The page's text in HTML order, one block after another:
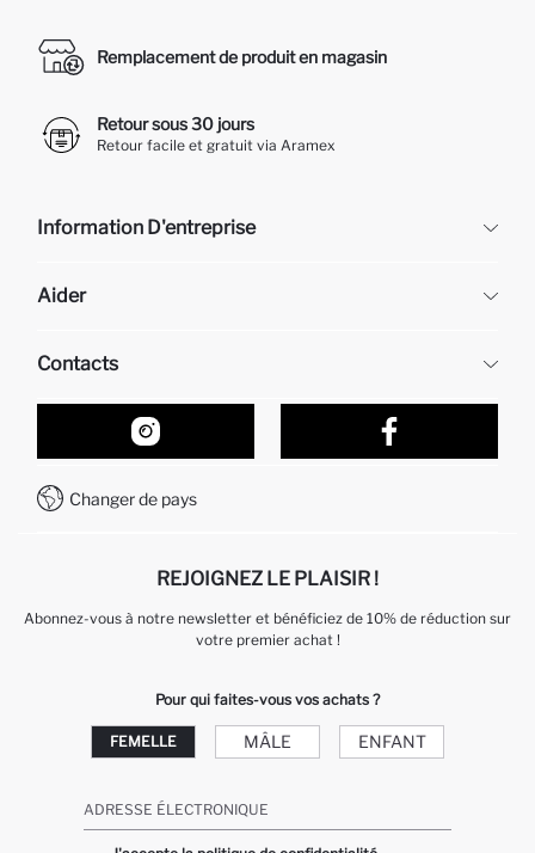
Remplacement de produit en magasin
Retour sous 30 jours
Retour facile et gratuit via Aramex
Information D'entreprise
À propos de nous
Aider
Retour et changement
Suivi de la Commande
Comment acheter sur DeFacto ?
Comment payer sur DeFacto?
Contacts
Nos Magasins
Formulaire de contact
Service Client +212 525 076 633
Changer de pays
REJOIGNEZ LE PLAISIR !
Abonnez-vous à notre newsletter et bénéficiez de 10% de réduction sur
votre premier achat !
Pour qui faites-vous vos achats ?
FEMELLE MÂLE ENFANT
ADRESSE ÉLECTRONIQUE